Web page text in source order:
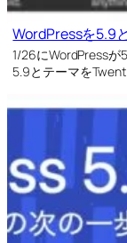
WordPressを5.9
1/26にWordPressが
5.9とテーマを